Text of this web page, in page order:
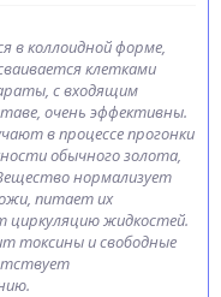
в коллоидной форме,
клетками
с входящим
очень эффективны.
в процессе прогонки
обычного золота,
нормализует
питает их
циркуляцию жидкостей.
токсины и свободные